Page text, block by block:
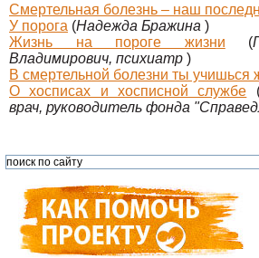
Смертельная болезнь – наш
У порога (Надежда Бражина )
Жизнь на пороге жизни (
Владимирович, психиатр )
В смертельной болезни ты учишься
О хосписах и хосписной службе
врач, руководитель фонда